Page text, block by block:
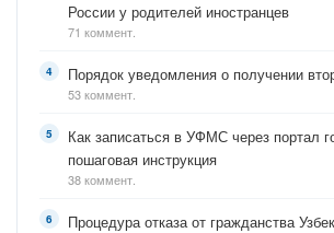
России у родителей иностранцев
71 коммент.
Порядок уведомления о получении
53 коммент.
Как записаться в УФМС через портал
пошаговая инструкция
38 коммент.
Процедура отказа от гражданства